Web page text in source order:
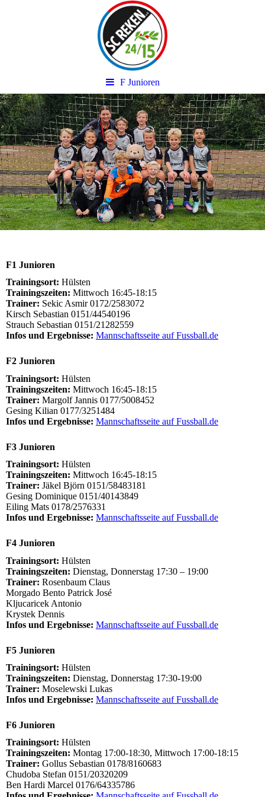
F Junioren
F1 Junioren
Trainingsort: Hülsten
Trainingszeiten: Mittwoch 16:45-18:15
Trainer: Sekic Asmir 0172/2583072
Kirsch Sebastian 0151/44540196
Strauch Sebastian 0151/21282559
Infos und Ergebnisse: Mannschaftsseite auf Fussball.de
F2 Junioren
Trainingsort: Hülsten
Trainingszeiten: Mittwoch 16:45-18:15
Trainer: Margolf Jannis 0177/5008452
Gesing Kilian 0177/3251484
Infos und Ergebnisse: Mannschaftsseite auf Fussball.de
F3 Junioren
Trainingsort: Hülsten
Trainingszeiten: Mittwoch 16:45-18:15
Trainer: Jäkel Björn 0151/58483181
Gesing Dominique 0151/40143849
Eiling Mats 0178/2576331
Infos und Ergebnisse: Mannschaftsseite auf Fussball.de
F4 Junioren
Trainingsort: Hülsten
Trainingszeiten: Dienstag, Donnerstag 17:30 – 19:00
Trainer: Rosenbaum Claus
Morgado Bento Patrick José
Kljucaricek Antonio
Krystek Dennis
Infos und Ergebnisse: Mannschaftsseite auf Fussball.de
F5 Junioren
Trainingsort: Hülsten
Trainingszeiten: Dienstag, Donnerstag 17:30-19:00
Trainer: Moselewski Lukas
Infos und Ergebnisse: Mannschaftsseite auf Fussball.de
F6 Junioren
Trainingsort: Hülsten
Trainingszeiten: Montag 17:00-18:30, Mittwoch 17:00-18:15
Trainer: Gollus Sebastian 0178/8160683
Chudoba Stefan 0151/20320209
Ben Hardi Marcel 0176/64335786